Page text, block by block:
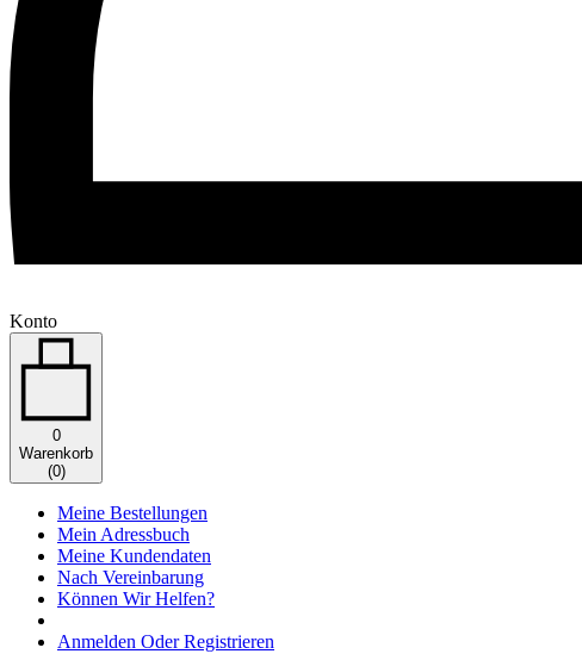
Konto
0
Warenkorb
(0)
Meine Bestellungen
Mein Adressbuch
Meine Kundendaten
Nach Vereinbarung
Können Wir Helfen?
Anmelden Oder Registrieren